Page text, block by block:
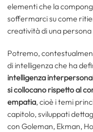
elementi che la
soffermarci su come
creatività di una
Potremo,
di intelligenza che ha
intelligenza
si collocano rispetto al
empatia, cioè i temi
capitolo, sviluppati
con Goleman, Ekman,